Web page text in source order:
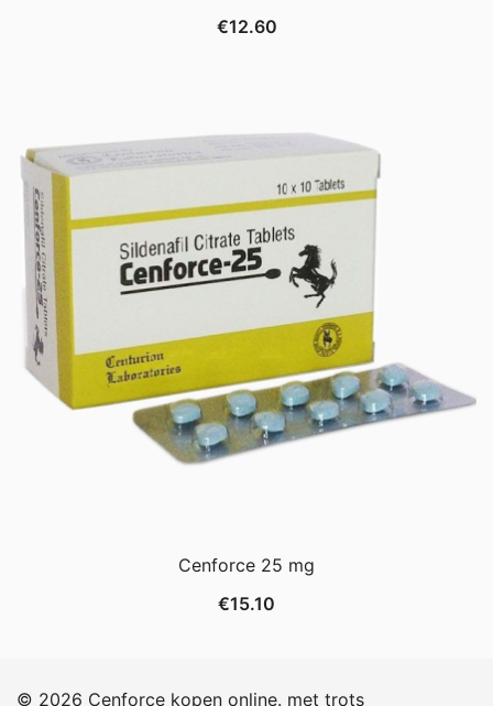
€12.60
Cenforce 25 mg
€15.10
© 2026 Cenforce kopen online. met trots